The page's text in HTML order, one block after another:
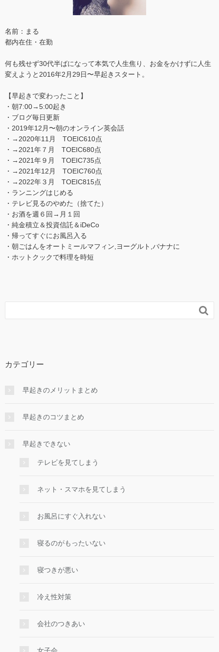
名前：まる
都内在住・在勤
何も残せず30代半ばになって本気で人生焦り、お金をかけずに人生
変えようと2016年2月29日〜早起きスタート。
【早起きで変わったこと】
・朝7:00→5:00起き
・ブログ毎日更新
・2019年12月〜朝のオンライン英会話
・→2020年11月 TOEIC610点
・→2021年７月 TOEIC680点
・→2021年９月 TOEIC735点
・→2021年12月 TOEIC760点
・→2022年３月 TOEIC815点
・ランニングはじめる
・テレビ見るのやめた（捨てた）
・お酒を週６回→月１回
・純金積立＆投資信託＆iDeCo
・帰ってすぐにお風呂入る
・朝ごはんをオートミールマフィン,ヨーグルト,バナナに
・ホットクックで料理を時短

カテゴリー
早起きのメリットまとめ
早起きのコツまとめ
早起きできない
テレビを見てしまう
ネット・スマホを見てしまう
お風呂にすぐ入れない
寝るのがもったいない
寝つきが悪い
冷え性対策
会社のつきあい